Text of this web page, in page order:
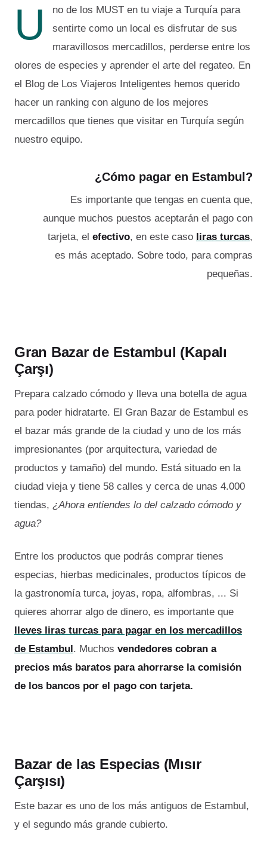
U
no de los MUST en tu viaje a Turquía para
sentirte como un local es disfrutar de sus
maravillosos mercadillos, perderse entre los
olores de especies y aprender el arte del regateo. En
el Blog de Los Viajeros Inteligentes hemos querido
hacer un ranking con alguno de los mejores
mercadillos que tienes que visitar en Turquía según
nuestro equipo.
¿Cómo pagar en Estambul?
Es importante que tengas en cuenta que,
aunque muchos puestos aceptarán el pago con
tarjeta, el efectivo, en este caso liras turcas,
es más aceptado. Sobre todo, para compras
pequeñas.
Gran Bazar de Estambul (Kapalı
Çarşı)
Prepara calzado cómodo y lleva una botella de agua
para poder hidratarte. El Gran Bazar de Estambul es
el bazar más grande de la ciudad y uno de los más
impresionantes (por arquitectura, variedad de
productos y tamaño) del mundo. Está situado en la
ciudad vieja y tiene 58 calles y cerca de unas 4.000
tiendas, ¿Ahora entiendes lo del calzado cómodo y
agua?
Entre los productos que podrás comprar tienes
especias, hierbas medicinales, productos típicos de
la gastronomía turca, joyas, ropa, alfombras, ... Si
quieres ahorrar algo de dinero, es importante que
lleves liras turcas para pagar en los mercadillos
de Estambul. Muchos vendedores cobran a
precios más baratos para ahorrarse la comisión
de los bancos por el pago con tarjeta.
Bazar de las Especias (Mısır
Çarşısı)
Este bazar es uno de los más antiguos de Estambul,
y el segundo más grande cubierto.